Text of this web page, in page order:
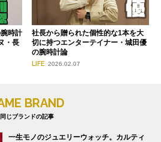
時計
・長
社長から贈られた個性的な1本を大
切に持つエンターテイナー・城田優
の腕時計論
LIFE 2026.02.07
BRAND
同じブランドの記事
一生モノのジュエリーウォッチ。カルティ